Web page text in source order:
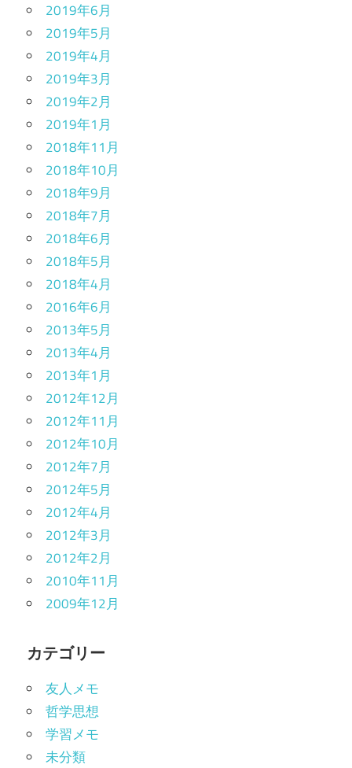
2019年6月
2019年5月
2019年4月
2019年3月
2019年2月
2019年1月
2018年11月
2018年10月
2018年9月
2018年7月
2018年6月
2018年5月
2018年4月
2016年6月
2013年5月
2013年4月
2013年1月
2012年12月
2012年11月
2012年10月
2012年7月
2012年5月
2012年4月
2012年3月
2012年2月
2010年11月
2009年12月
カテゴリー
友人メモ
哲学思想
学習メモ
未分類